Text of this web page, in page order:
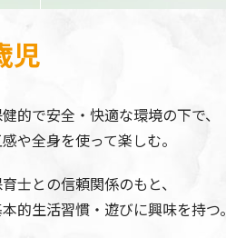
児
的で安全・快適な環境の下で、
や全身を使って楽しむ。
士との信頼関係のもと、
的生活習慣・遊びに興味を持つ。